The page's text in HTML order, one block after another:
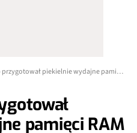
TeamGroup przygotował piekielnie wydajne pamięci RAM DDR5
pamięci RAM